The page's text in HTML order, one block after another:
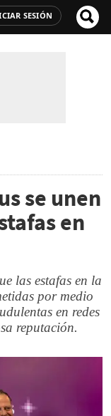
SESIÓN
se unen
en
las estafas en la
por medio
en redes
reputación.